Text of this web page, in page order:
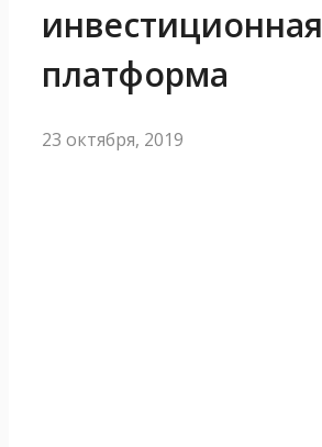
инвестиционная
платформа
23 октября, 2019